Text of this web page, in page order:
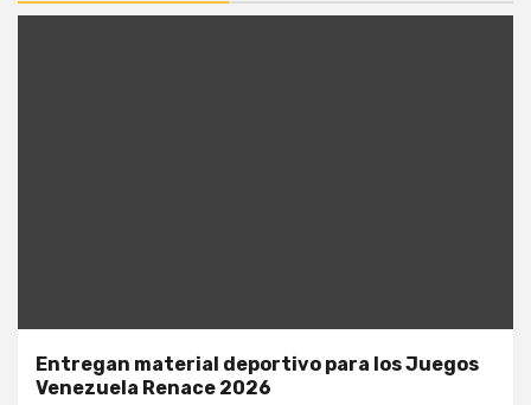
Entregan material deportivo para los Juegos
Venezuela Renace 2026